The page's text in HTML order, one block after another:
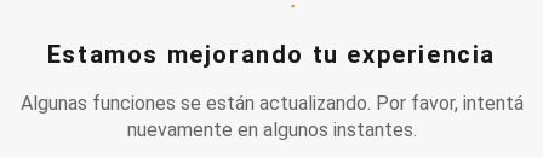
Estamos mejorando tu experiencia
Algunas funciones se están actualizando. Por favor, intentá
nuevamente en algunos instantes.